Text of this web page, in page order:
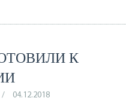
К
04.12.2018